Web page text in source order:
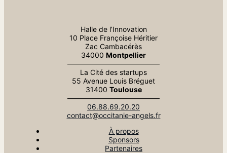
Halle de l’Innovation
10 Place Françoise Héritier
Zac Cambacérès
34000 Montpellier
—————————————
La Cité des startups
55 Avenue Louis Bréguet
31400 Toulouse
—————————————
06.88.69.20.20
contact@occitanie-angels.fr
À propos
Sponsors
Partenaires